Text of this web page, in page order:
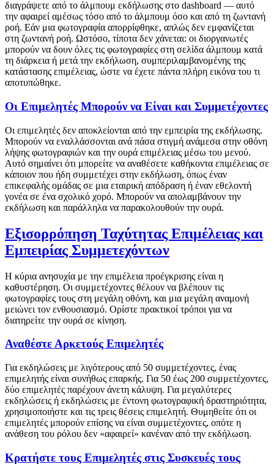
διαγράψετε από το άλμπουμ εκδήλωσης στο dashboard — αυτό
την αφαιρεί αμέσως τόσο από το άλμπουμ όσο και από τη ζωντανή
ροή. Εάν μια φωτογραφία απορρίφθηκε, απλώς δεν εμφανίζεται
στη ζωντανή ροή. Ωστόσο, τίποτα δεν χάνεται: οι διοργανωτές
μπορούν να δουν όλες τις φωτογραφίες στη σελίδα άλμπουμ κατά
τη διάρκεια ή μετά την εκδήλωση, συμπεριλαμβανομένης της
κατάστασης επιμέλειας, ώστε να έχετε πάντα πλήρη εικόνα του τι
αποτυπώθηκε.
Οι Επιμελητές Μπορούν να Είναι και Συμμετέχοντες
Οι επιμελητές δεν αποκλείονται από την εμπειρία της εκδήλωσης.
Μπορούν να εναλλάσσονται ανά πάσα στιγμή ανάμεσα στην οθόνη
λήψης φωτογραφιών και την ουρά επιμέλειας μέσω του μενού.
Αυτό σημαίνει ότι μπορείτε να αναθέσετε καθήκοντα επιμέλειας σε
κάποιον που ήδη συμμετέχει στην εκδήλωση, όπως έναν
επικεφαλής ομάδας σε μια εταιρική απόδραση ή έναν εθελοντή
γονέα σε ένα σχολικό χορό. Μπορούν να απολαμβάνουν την
εκδήλωση και παράλληλα να παρακολουθούν την ουρά.
Εξισορρόπηση Ταχύτητας Επιμέλειας και
Εμπειρίας Συμμετεχόντων
Η κύρια ανησυχία με την επιμέλεια προέγκρισης είναι η
καθυστέρηση. Οι συμμετέχοντες θέλουν να βλέπουν τις
φωτογραφίες τους στη μεγάλη οθόνη, και μια μεγάλη αναμονή
μειώνει τον ενθουσιασμό. Ορίστε πρακτικοί τρόποι για να
διατηρείτε την ουρά σε κίνηση.
Αναθέστε Αρκετούς Επιμελητές
Για εκδηλώσεις με λιγότερους από 50 συμμετέχοντες, ένας
επιμελητής είναι συνήθως επαρκής. Για 50 έως 200 συμμετέχοντες,
δύο επιμελητές παρέχουν άνετη κάλυψη. Για μεγαλύτερες
εκδηλώσεις ή εκδηλώσεις με έντονη φωτογραφική δραστηριότητα,
χρησιμοποιήστε και τις τρεις θέσεις επιμελητή. Θυμηθείτε ότι οι
επιμελητές μπορούν επίσης να είναι συμμετέχοντες, οπότε η
ανάθεση του ρόλου δεν «αφαιρεί» κανέναν από την εκδήλωση.
Κρατήστε τους Επιμελητές στις Συσκευές τους